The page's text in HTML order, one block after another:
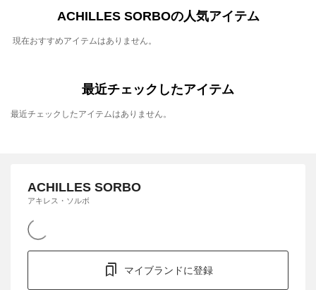
ACHILLES SORBOの人気アイテム
現在おすすめアイテムはありません。
最近チェックしたアイテム
最近チェックしたアイテムはありません。
ACHILLES SORBO
アキレス・ソルボ
マイブランドに登録